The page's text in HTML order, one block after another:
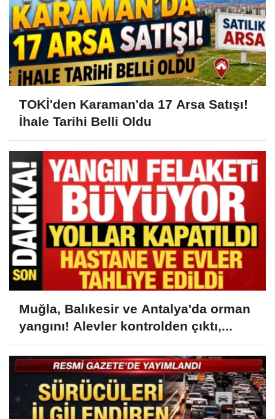
TOKİ'den Karaman'da 17 Arsa Satışı!
İhale Tarihi Belli Oldu
Muğla, Balıkesir ve Antalya'da orman
yangını! Alevler kontrolden çıktı,...